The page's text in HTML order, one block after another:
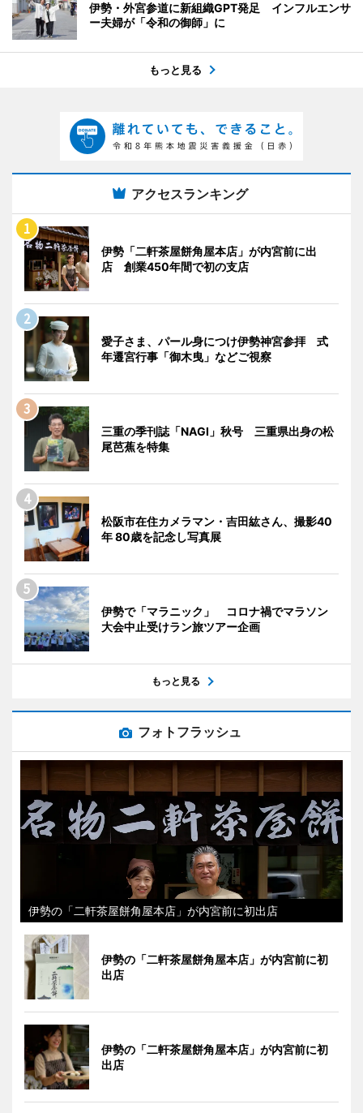
伊勢・外宮参道に新組織GPT発足 インフルエンサ
ー夫婦が「令和の御師」に
もっと見る
アクセスランキング
伊勢「二軒茶屋餅角屋本店」が内宮前に出
店 創業450年間で初の支店
愛子さま、パール身につけ伊勢神宮参拝 式
年遷宮行事「御木曳」などご視察
三重の季刊誌「NAGI」秋号 三重県出身の松
尾芭蕉を特集
松阪市在住カメラマン・吉田紘さん、撮影40
年 80歳を記念し写真展
伊勢で「マラニック」 コロナ禍でマラソン
大会中止受けラン旅ツアー企画
もっと見る
フォトフラッシュ
伊勢の「二軒茶屋餅角屋本店」が内宮前に初出店
伊勢の「二軒茶屋餅角屋本店」が内宮前に初
出店
伊勢の「二軒茶屋餅角屋本店」が内宮前に初
出店